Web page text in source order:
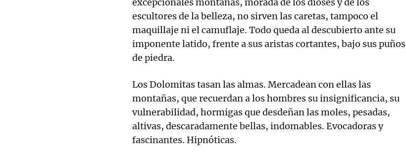
escultores de la belleza, no sirven las caretas, tampoco el
maquillaje ni el camuflaje. Todo queda al descubierto ante su
imponente latido, frente a sus aristas cortantes, bajo sus puños
de piedra.
Los Dolomitas tasan las almas. Mercadean con ellas las
montañas, que recuerdan a los hombres su insignificancia, su
vulnerabilidad, hormigas que desdeñan las moles, pesadas,
altivas, descaradamente bellas, indomables. Evocadoras y
fascinantes. Hipnóticas.